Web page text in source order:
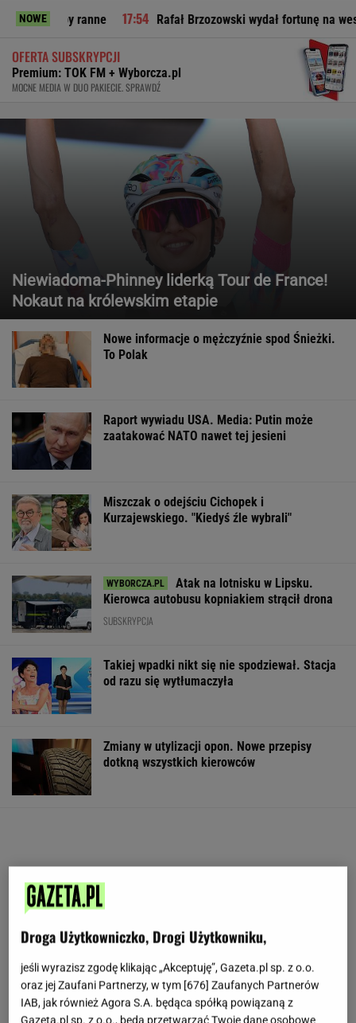
NOWE
ranne Rafał Brzozowski wydał fortunę na wesele?
OFERTA SUBSKRYPCJI
Premium: TOK FM + Wyborcza.pl
MOCNE MEDIA W DUO PAKIECIE. SPRAWDŹ
Niewiadoma-Phinney liderką Tour de France!
Nokaut na królewskim etapie
Nowe informacje o mężczyźnie spod Śnieżki.
To Polak
Raport wywiadu USA. Media: Putin może
zaatakować NATO nawet tej jesieni
Miszczak o odejściu Cichopek i
Kurzajewskiego. "Kiedyś źle wybrali"
Atak na lotnisku w Lipsku.
Kierowca autobusu kopniakiem strącił drona
SUBSKRYPCJA
Takiej wpadki nikt się nie spodziewał. Stacja
od razu się wytłumaczyła
Zmiany w utylizacji opon. Nowe przepisy
dotkną wszystkich kierowców
Droga Użytkowniczko, Drogi Użytkowniku,
jeśli wyrazisz zgodę klikając „Akceptuję”, Gazeta.pl sp. z o.o.
oraz jej Zaufani Partnerzy, w tym [676] Zaufanych Partnerów
IAB, jak również Agora S.A. będąca spółką powiązaną z
Gazeta.pl sp. z o.o., będą przetwarzać Twoje dane osobowe